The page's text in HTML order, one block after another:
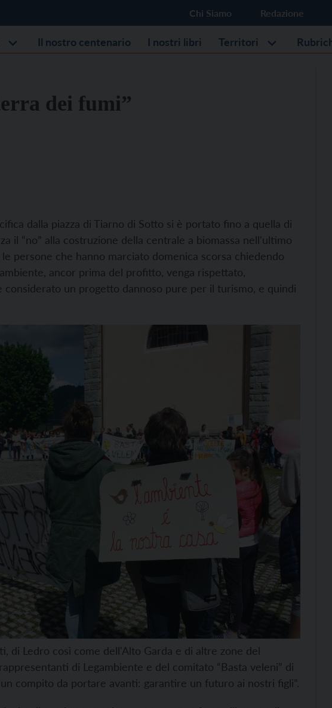
Chi Siamo Redazione
Il nostro centenario I nostri libri Territori
dei fumi”
dalla piazza di Tiarno di Sotto si è portato fino a quella di
il “no” alla costruzione della centrale a biomassa nell'ultimo
persone che hanno marciato domenica scorsa chiedendo
ancor prima del profitto, venga rispettato,
un progetto dannoso pure per il turismo, e quindi
di Ledro così come dell'Alto Garda e di altre zone del
di Legambiente e del comitato “Basta veleni” di
compito da portare avanti: garantire un futuro ai nostri figli”.